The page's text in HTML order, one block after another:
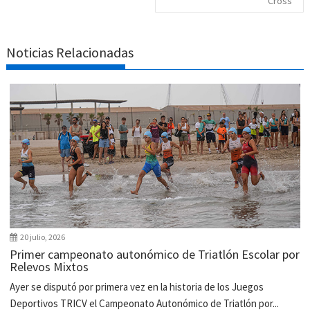
Noticias Relacionadas
20 julio, 2026
Primer campeonato autonómico de Triatlón Escolar por
Relevos Mixtos
Ayer se disputó por primera vez en la historia de los Juegos
Deportivos TRICV el Campeonato Autonómico de Triatlón por...